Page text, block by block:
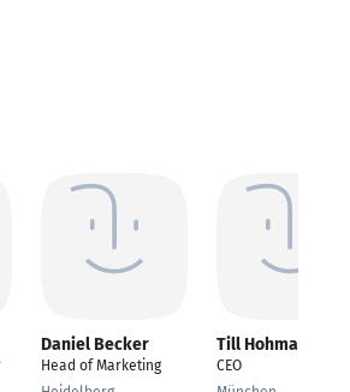
Daniel Becker
Head of Marketing
Till Hohmann
CEO